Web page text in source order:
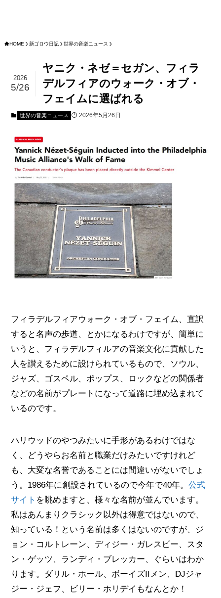
HOME 新ゴロウ日記 世界の音楽ニュース
ヤニク・ネゼ＝セガン、フィラ
デルフィアのウォーク・オブ・
フェイムに選ばれる
2026
5/26
世界の音楽ニュース 2026年5月26日
フィラデルフィアウォーク・オブ・フェイム、直訳
すると名声の歩道、とかになるわけですが、簡単に
いうと、フィラデルフィルアの音楽文化に貢献した
人を讃えるために設けられているもので、ソウル、
ジャズ、ゴスペル、ポップス、ロックなどの関係者
などの名前がプレートになって道路に埋め込まれて
いるのです。
ハリウッドのやつみたいに手形があるわけではな
く、どうやらお名前と職業だけみたいですけれど
も、大変な名誉であることには間違いがないでしょ
う。1986年に創設されているので今年で40年。公式
サイト を眺めますと、様々な名前が並んでいます。
私はあんまりクラシック以外は得意ではないので、
知っている！という名前は多くはないのですが、ジ
ョン・コルトレーン、ディジー・ガレスピー、スタ
ン・ゲッツ、ランディ・ブレッカー、ぐらいはわか
ります。ダリル・ホール、ボーイズIIメン、DJジャ
ジー・ジェフ、ビリー・ホリデイもなんとか！